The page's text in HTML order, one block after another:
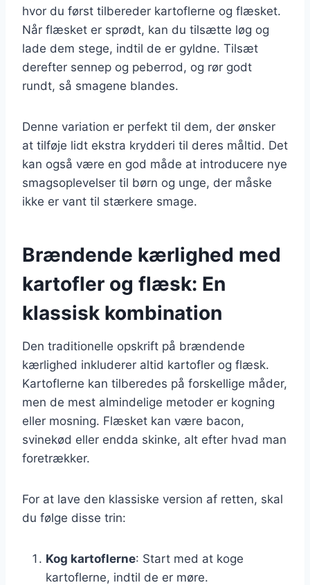
hvor du først tilbereder kartoflerne og flæsket.
Når flæsket er sprødt, kan du tilsætte løg og
lade dem stege, indtil de er gyldne. Tilsæt
derefter sennep og peberrod, og rør godt
rundt, så smagene blandes.
Denne variation er perfekt til dem, der ønsker
at tilføje lidt ekstra krydderi til deres måltid. Det
kan også være en god måde at introducere nye
smagsoplevelser til børn og unge, der måske
ikke er vant til stærkere smage.
Brændende kærlighed med
kartofler og flæsk: En
klassisk kombination
Den traditionelle opskrift på brændende
kærlighed inkluderer altid kartofler og flæsk.
Kartoflerne kan tilberedes på forskellige måder,
men de mest almindelige metoder er kogning
eller mosning. Flæsket kan være bacon,
svinekød eller endda skinke, alt efter hvad man
foretrækker.
For at lave den klassiske version af retten, skal
du følge disse trin:
Kog kartoflerne: Start med at koge
kartoflerne, indtil de er møre.